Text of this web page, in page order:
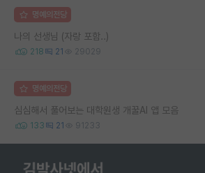
명예의전당
나의 선생님 (자랑 포함..)
218 21 29029
명예의전당
심심해서 풀어보는 대학원생 개꿀AI 앱 모음
133 21 91233